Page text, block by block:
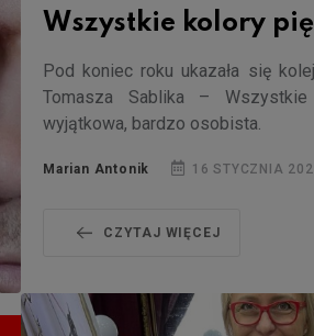
Wszystkie kolory
Pod koniec roku ukazała się
Tomasza Sablika –
wyjątkowa, bardzo osobista.
Marian Antonik 16 STYCZNIA
CZYTAJ WIĘCEJ